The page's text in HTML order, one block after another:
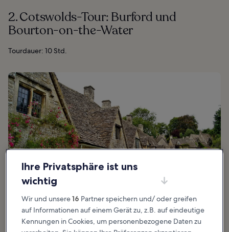
2. Cotswolds-Tour: Burford und
Bourton-on-the-Water
Tourdauer: 10 Std.
Ihre Privatsphäre ist uns
wichtig
Wir und unsere16 Partner speichern und/ oder greifen
auf Informationen auf einem Gerät zu, z.B. auf eindeutige
Kennungen in Cookies, um personenbezogene Daten zu